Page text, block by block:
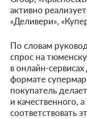
активно
«Деливери»,
По словам
спрос на
в онлайн-
формате
покупатель
и качественного,
соответствовать